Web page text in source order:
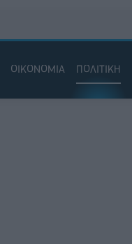
ΟΙΚΟΝΟΜΙΑ ΠΟΛΙΤΙΚΗ